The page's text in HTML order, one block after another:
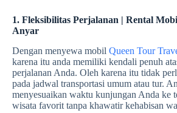
1. Fleksibilitas Perjalanan | Rental
Anyar
Dengan menyewa mobil Queen Tour
karena itu anda memiliki kendali penuh
perjalanan Anda. Oleh karena itu tidak
pada jadwal transportasi umum atau tur.
menyesuaikan waktu kunjungan Anda ke
wisata favorit tanpa khawatir kehabisan